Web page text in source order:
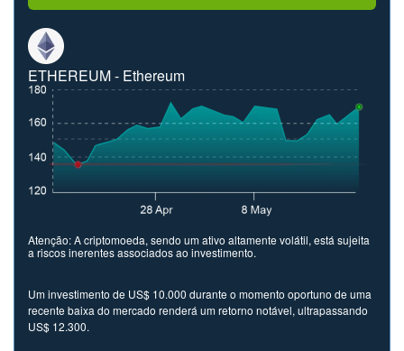
ETHEREUM - Ethereum
Atenção: A criptomoeda, sendo um ativo altamente volátil, está sujeita
a riscos inerentes associados ao investimento.
Um investimento de US$ 10.000 durante o momento oportuno de uma
recente baixa do mercado renderá um retorno notável, ultrapassando
US$ 12.300.